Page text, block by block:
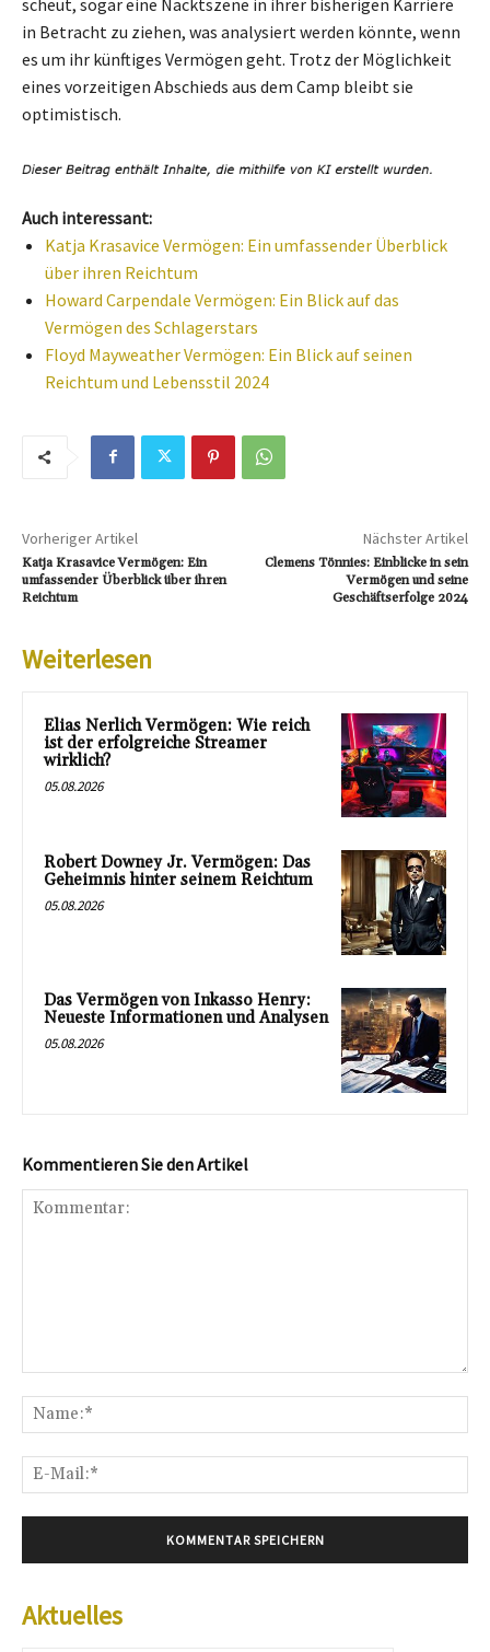
scheut, sogar eine Nacktszene in ihrer bisherigen Karriere
in Betracht zu ziehen, was analysiert werden könnte, wenn
es um ihr künftiges Vermögen geht. Trotz der Möglichkeit
eines vorzeitigen Abschieds aus dem Camp bleibt sie
optimistisch.
Auch interessant:
Katja Krasavice Vermögen: Ein umfassender Überblick
über ihren Reichtum
Howard Carpendale Vermögen: Ein Blick auf das
Vermögen des Schlagerstars
Floyd Mayweather Vermögen: Ein Blick auf seinen
Reichtum und Lebensstil 2024
Vorheriger Artikel
Katja Krasavice Vermögen: Ein
umfassender Überblick über ihren
Reichtum
Nächster Artikel
Clemens Tönnies: Einblicke in sein
Vermögen und seine
Geschäftserfolge 2024
Weiterlesen
Elias Nerlich Vermögen: Wie reich
ist der erfolgreiche Streamer
wirklich?
05.08.2026
Robert Downey Jr. Vermögen: Das
Geheimnis hinter seinem Reichtum
05.08.2026
Das Vermögen von Inkasso Henry:
Neueste Informationen und Analysen
05.08.2026
Kommentieren Sie den Artikel
Aktuelles